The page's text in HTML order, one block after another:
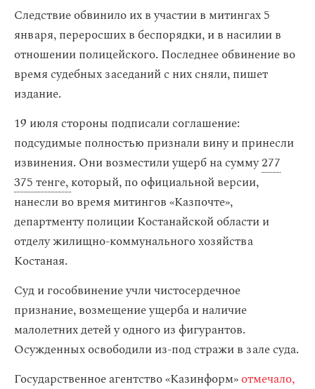
Следствие обвинило их в участии в митингах 5
января, переросших в беспорядки, и в насилии в
отношении полицейского. Последнее обвинение во
время судебных заседаний с них сняли, пишет
издание.
19 июля стороны подписали соглашение:
подсудимые полностью признали вину и принесли
извинения. Они возместили ущерб на сумму277
375 тенге,который, по официальной версии,
нанесли во время митингов «Казпочте»,
департменту полиции Костанайской области и
отделу жилищно-коммунального хозяйства
Костаная.
Суд и гособвинение учли чистосердечное
признание, возмещение ущерба и наличие
малолетних детей у одного из фигурантов.
Осужденных освободили из-под стражи в зале суда.
Государственное агентство «Казинформ»отмечало,